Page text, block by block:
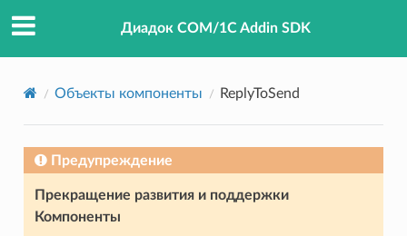
Диадок COM/1C Addin SDK
Объекты компоненты ReplyToSend
Предупреждение
Прекращение развития и поддержки
Компоненты